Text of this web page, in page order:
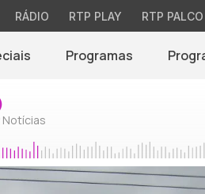
RÁDIO RTP PLAY RTP PALCO
Programas
Notícias